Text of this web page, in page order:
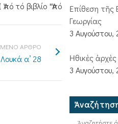
τό βιβλίο "Ἀπό
ΑΡΘΡΟ
Λουκά α’ 28
Ἐπίθεση τῆς
Γεωργίας
3 Αυγούστου,
Ἠθικὲς
3 Αυγούστου,